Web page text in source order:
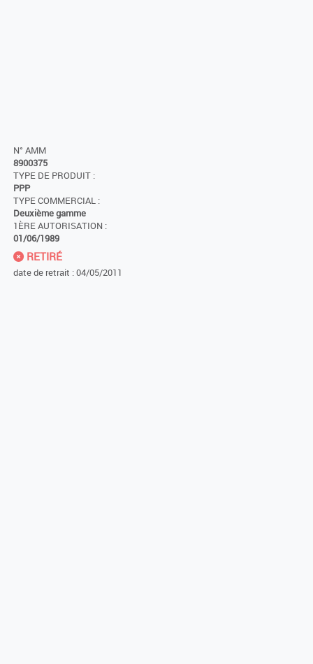
N° AMM
8900375
TYPE DE PRODUIT :
PPP
TYPE COMMERCIAL :
Deuxième gamme
1ÈRE AUTORISATION :
01/06/1989
RETIRÉ
date de retrait : 04/05/2011